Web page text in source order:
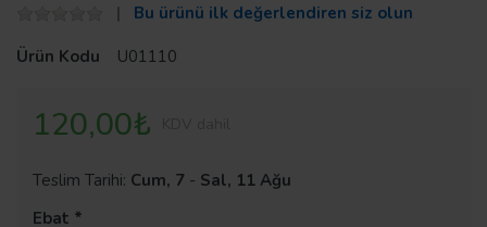
Bu ürünü ilk değerlendiren siz olun
Ürün Kodu
U01110
120,00₺
Teslim Tarihi: Cum, 7 - Sal, 11 Ağu
Ebat